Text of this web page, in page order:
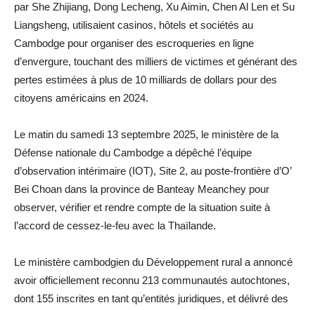
par She Zhijiang, Dong Lecheng, Xu Aimin, Chen Al Len et Su
Liangsheng, utilisaient casinos, hôtels et sociétés au
Cambodge pour organiser des escroqueries en ligne
d’envergure, touchant des milliers de victimes et générant des
pertes estimées à plus de 10 milliards de dollars pour des
citoyens américains en 2024.
Le matin du samedi 13 septembre 2025, le ministère de la
Défense nationale du Cambodge a dépêché l’équipe
d’observation intérimaire (IOT), Site 2, au poste-frontière d’O’
Bei Choan dans la province de Banteay Meanchey pour
observer, vérifier et rendre compte de la situation suite à
l’accord de cessez-le-feu avec la Thaïlande.
Le ministère cambodgien du Développement rural a annoncé
avoir officiellement reconnu 213 communautés autochtones,
dont 155 inscrites en tant qu’entités juridiques, et délivré des